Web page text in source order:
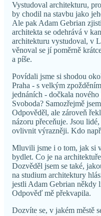
Vystudoval architekturu,
by chodil na stavbu jako
Ale pak Adam Gebrian
architekta se odehrává v
architekturu vystudoval, v
věnoval se jí poměrně
a píše.
Povídali jsme si shodou
Praha - s velkým
jednáních - dočkala
Svoboda? Samozřejmě
Odpověděl, ale zároveň
názoru přeceňuje. Jsou
ovlivnit výrazněji. Kdo
Mluvili jsme i o tom, jak si
bydlet. Co je na
Dozvěděl jsem se také,
na studium architektury
jestli Adam Gebrian někdy
Odpověď mě překvapila.
Dozvíte se, v jakém městě